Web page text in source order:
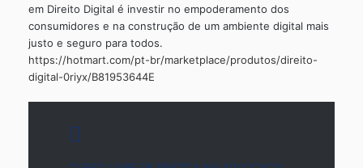
em Direito Digital é investir no empoderamento dos
consumidores e na construção de um ambiente digital mais
justo e seguro para todos.
https://hotmart.com/pt-br/marketplace/produtos/direito-
digital-0riyx/B81953644E